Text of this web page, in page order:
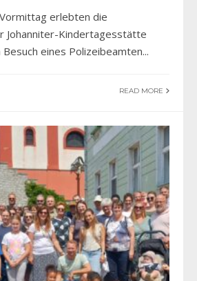
erlebten die
Johanniter-Kindertagesstätte
Besuch eines Polizeibeamten...
READ MORE